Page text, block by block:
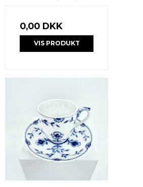
0,00 DKK
VIS PRODUKT